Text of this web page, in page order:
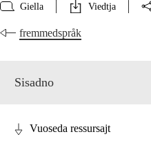
Giella Viedtja
fremmedspråk
Sisadno
Vuoseda ressursajt